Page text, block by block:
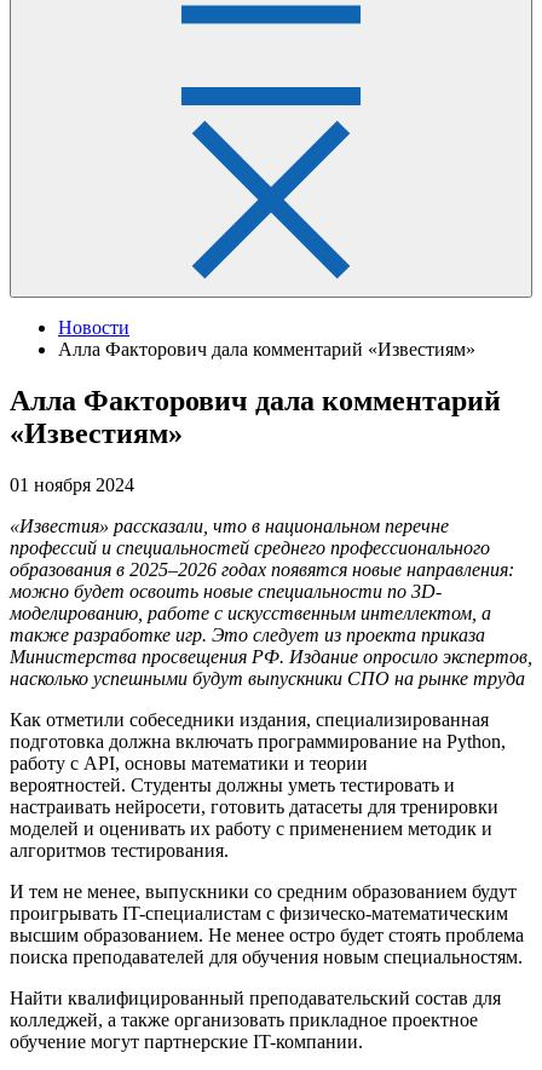
Новости
Алла Факторович дала комментарий «Известиям»
Алла Факторович дала комментарий
«Известиям»
01 ноября 2024
«Известия» рассказали, что в национальном перечне
профессий и специальностей среднего профессионального
образования в 2025–2026 годах появятся новые направления:
можно будет освоить новые специальности по 3D-
моделированию, работе с искусственным интеллектом, а
также разработке игр. Это следует из проекта приказа
Министерства просвещения РФ. Издание опросило экспертов,
насколько успешными будут выпускники СПО на рынке труда
Как отметили собеседники издания, специализированная
подготовка должна включать программирование на Python,
работу с API, основы математики и теории
вероятностей. Студенты должны уметь тестировать и
настраивать нейросети, готовить датасеты для тренировки
моделей и оценивать их работу с применением методик и
алгоритмов тестирования.
И тем не менее, выпускники со средним образованием будут
проигрывать IT-специалистам с физическо-математическим
высшим образованием. Не менее остро будет стоять проблема
поиска преподавателей для обучения новым специальностям.
Найти квалифицированный преподавательский состав для
колледжей, а также организовать прикладное проектное
обучение могут партнерские IT-компании.